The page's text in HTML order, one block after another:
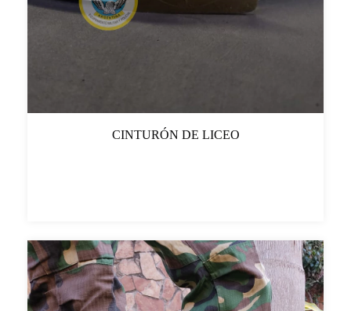
CINTURÓN DE LICEO